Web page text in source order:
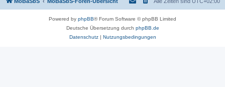
Powered by phpBB® Forum Software © phpBB Limited
Deutsche Übersetzung durch phpBB.de
Datenschutz| Nutzungsbedingungen